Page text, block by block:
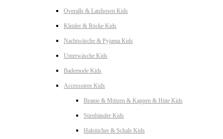
Overalls & Latzhosen Kids
Kleider & Röcke Kids
Nachtwäsche & Pyjama Kids
Unterwäsche Kids
Bademode Kids
Accessoires Kids
Beanie & Mützen & Kappen & Hüte Kids
Stirnbänder Kids
Halstücher & Schals Kids